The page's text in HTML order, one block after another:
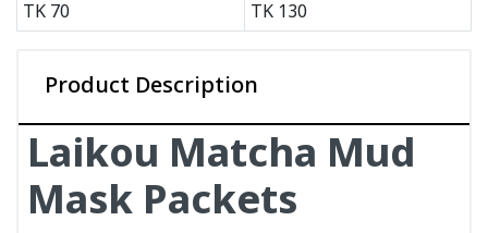
TK 70 TK 130
Product Description
Laikou Matcha Mud
Mask Packets